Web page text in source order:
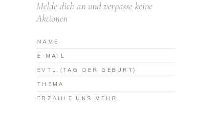
Melde dich an und verpasse keine
Aktionen